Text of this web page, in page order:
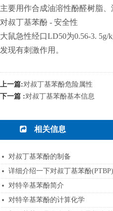
主要用作合成油溶性酚醛树脂
对叔丁基苯酚 - 安全性
大鼠急性经口LD50为0.56-3.
发现有刺激作用。
上一篇:对叔丁基苯酚危险属性
下一篇 :对叔丁基苯酚基本信息
相关信息
对叔丁基苯酚的制备
详细介绍一下对叔丁基苯酚
对特辛基苯酚简介
对特辛基苯酚的计算化学